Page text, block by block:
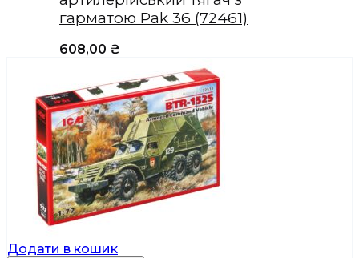
гарматою Pak 36 (72461)
608,00 ₴
Додати в кошик